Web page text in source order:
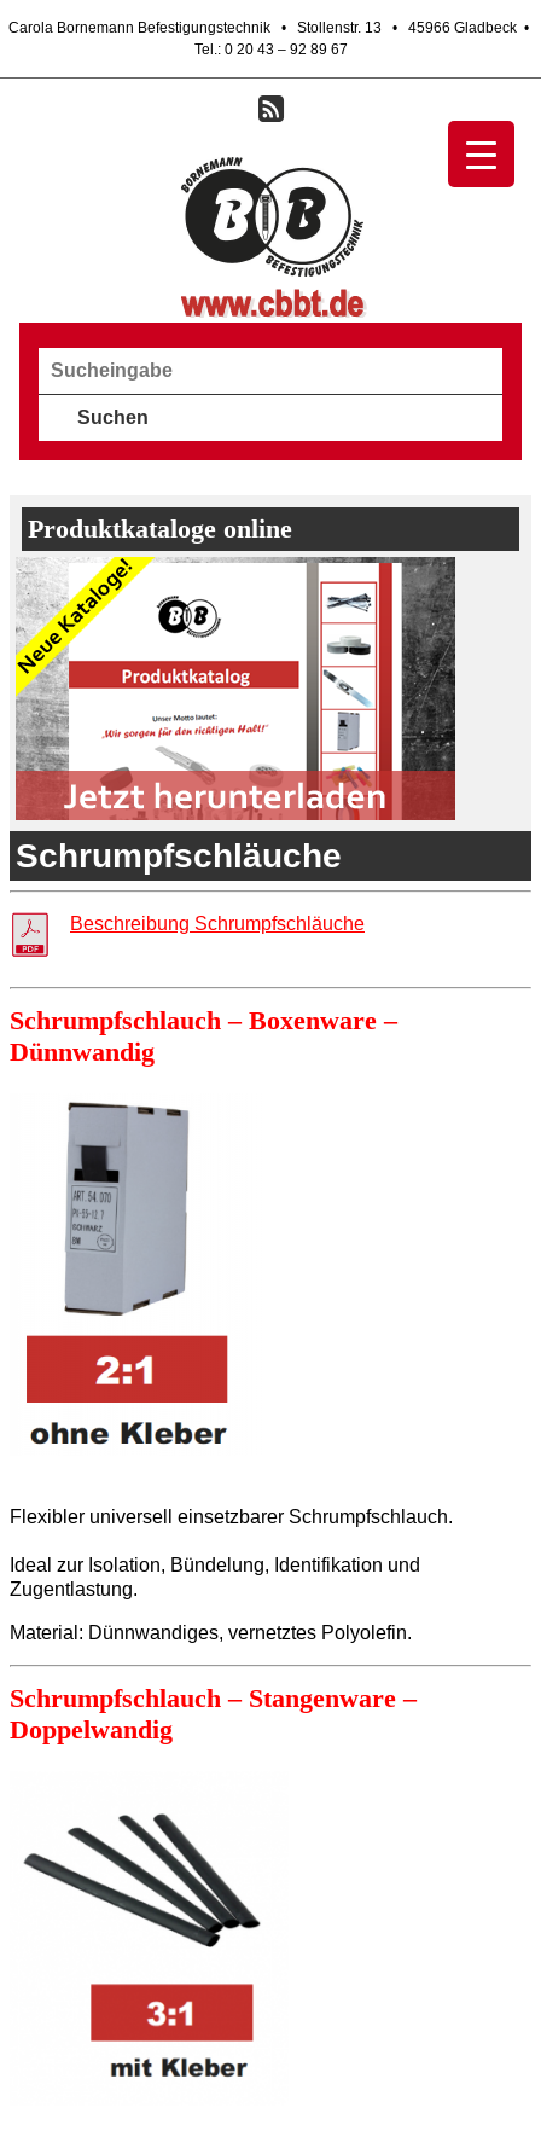
Carola Bornemann Befestigungstechnik • Stollenstr. 13 • 45966 Gladbeck •
Tel.: 0 20 43 – 92 89 67
Produktkataloge online
Schrumpfschläuche
Beschreibung Schrumpfschläuche
Schrumpfschlauch – Boxenware –
Dünnwandig
Flexibler universell einsetzbarer Schrumpfschlauch.
Ideal zur Isolation, Bündelung, Identifikation und
Zugentlastung.
Material: Dünnwandiges, vernetztes Polyolefin.
Schrumpfschlauch – Stangenware –
Doppelwandig